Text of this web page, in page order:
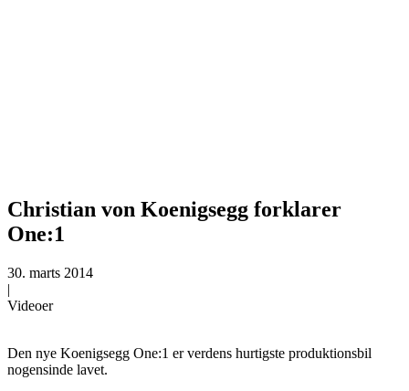
Christian von Koenigsegg forklarer
One:1
30. marts 2014
|
Videoer
Den nye Koenigsegg One:1 er verdens hurtigste produktionsbil
nogensinde lavet.